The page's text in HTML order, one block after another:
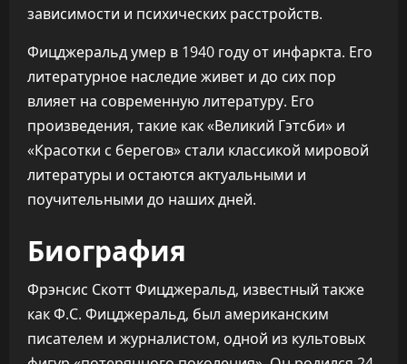
зависимости и психических расстройств.
Фицджеральд умер в 1940 году от инфаркта. Его
литературное наследие живет и до сих пор
влияет на современную литературу. Его
произведения, такие как «Великий Гэтсби» и
«Красотки с берегов» стали классикой мировой
литературы и остаются актуальными и
поучительными до наших дней.
Биография
Фрэнсис Скотт Фицджеральд, известный также
как Ф.С. Фицджеральд, был американским
писателем и журналистом, одной из культовых